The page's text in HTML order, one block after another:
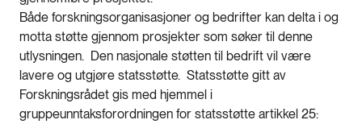
Både forskningsorganisasjoner og bedrifter kan delta i og
motta støtte gjennom prosjekter som søker til denne
utlysningen. Den nasjonale støtten til bedrift vil være
lavere og utgjøre statsstøtte. Statsstøtte gitt av
Forskningsrådet gis med hjemmel i
gruppeunntaksforordningen for statsstøtte artikkel 25: